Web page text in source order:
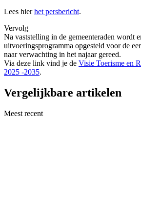
Lees hierhet persbericht.
Vervolg
Na vaststelling in de gemeenteraden wordt
uitvoeringsprogramma opgesteld voor de
naar verwachting in het najaar gereed.
Via deze link vind je de Visie Toerisme en
2025 -2035.
Vergelijkbare artikelen
Meest recent